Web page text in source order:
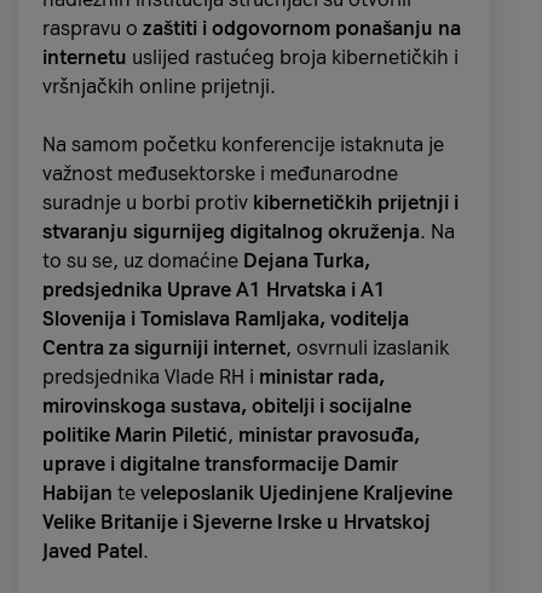
blagdanske sličice. Inspiracija mu je pritom
bila uspomena na majku iz njegova djetinjstva i
njezina izrada sličnog kalendara sa skrivenim
slijedili njegov primjer ido 1930-ih adventski
kalendari bili su tražena roba u Njemačkoj
Međutim, Drugi svjetski rat, točnije nestašica
kartona i papira, doveo je do zabrane tiskanja
ilustriranih kalendara . Krajem rata tvrtke su se
polako vratile tiskanju tradicionalnih
kalendara, donoseći im sve veću popularnost
u ostatku Europe i SAD-u.Ogroman porast
prodaje dogodio se 1953. kada je u novinama
izašla fotografija tadašnjeg američkog
predsjednika Dwighta D. Eisenhowera kako s
unucima otvara sličicu na adventskom
kalendaru.
raspravu o zaštiti i odgovornom ponašanju na
internetu uslijed rastućeg broja kibernetičkih i
vršnjačkih online prijetnji.
Na samom početku konferencije istaknuta je
važnost međusektorske i međunarodne
suradnje u borbi protiv kibernetičkih prijetnji i
stvaranju sigurnijeg digitalnog okruženja. Na
to su se, uz domaćine Dejana Turka,
predsjednika Uprave A1 Hrvatska i A1
Slovenija i Tomislava Ramljaka, voditelja
Centra za sigurniji internet, osvrnuli izaslanik
predsjednika Vlade RH i ministar rada,
mirovinskoga sustava, obitelji i socijalne
politike Marin Piletić, ministar pravosuđa,
uprave i digitalne transformacije Damir
Habijan te veleposlanik Ujedinjene Kraljevine
Velike Britanije i Sjeverne Irske u Hrvatskoj
Javed Patel.